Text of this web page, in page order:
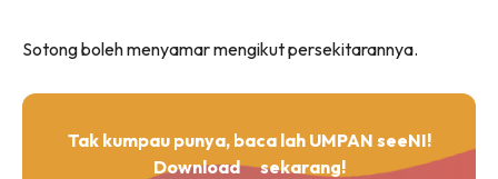
Sotong boleh menyamar mengikut persekitarannya.
Tak kumpau punya, baca lah UMPAN seeNI!
Download
sekarang!